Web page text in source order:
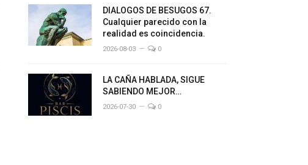
DIALOGOS DE BESUGOS 67.
Cualquier parecido con la
realidad es coincidencia.
2026-08-03 0
LA CAÑA HABLADA, SIGUE
SABIENDO MEJOR…
2026-07-30 0